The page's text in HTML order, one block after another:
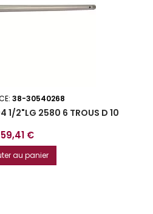
38-30540268
1/2"LG 2580 6 TROUS D 10
Prix
59,41 €
au panier